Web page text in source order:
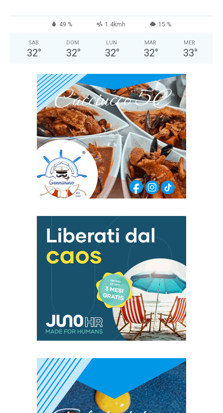
49 % 1.4kmh 15 %
SAB
32°
DOM
32°
LUN
32°
MAR
32°
MER
33°